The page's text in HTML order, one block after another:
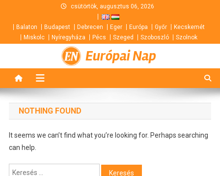
content
csütörtök, augusztus 06, 2026
Balaton Budapest Debrecen Eger Európa Győr
Kecskemét
Miskolc
Nyíregyháza Pécs Szeged Szoboszló Szolnok
Európai Nap
NOTHING FOUND
It seems we can’t find what you’re looking for. Perhaps searching
can help.
Keresés: